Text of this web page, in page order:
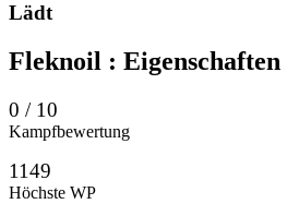
Lädt
Fleknoil : Eigenschaften
0 / 10
Kampfbewertung
1149
Höchste WP